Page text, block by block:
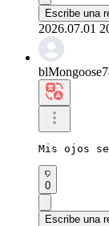
Escribe una
2026.07.01
Mis ojos
0
Escribe una